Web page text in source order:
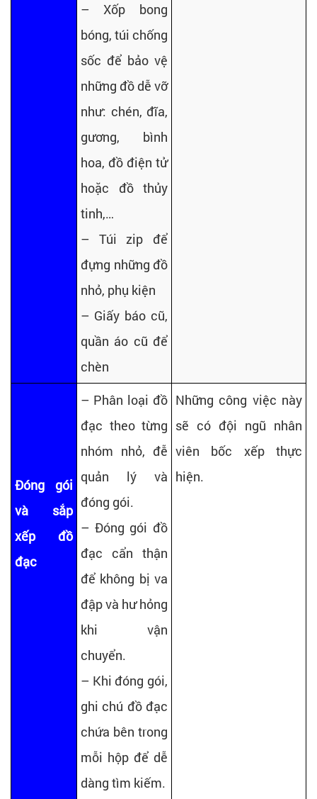
– Xốp bong
bóng, túi chống
sốc để bảo vệ
những đồ dễ vỡ
như: chén, đĩa,
gương, bình
hoa, đồ điện tử
hoặc đồ thủy
tinh,…
– Túi zip để
đựng những đồ
nhỏ, phụ kiện
– Giấy báo cũ,
quần áo cũ để
chèn
Đóng gói
và sắp
xếp đồ
đạc
– Phân loại đồ
đạc theo từng
nhóm nhỏ, đễ
quản lý và
đóng gói.
– Đóng gói đồ
đạc cẩn thận
để không bị va
đập và hư hỏng
khi vận
chuyển.
– Khi đóng gói,
ghi chú đồ đạc
chứa bên trong
mỗi hộp để dễ
dàng tìm kiếm.
Những công việc này
sẽ có đội ngũ nhân
viên bốc xếp thực
hiện.